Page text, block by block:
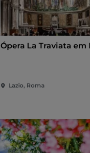
Ópera La Traviata em
Lazio, Roma